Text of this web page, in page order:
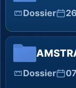
Dossier
Dossier